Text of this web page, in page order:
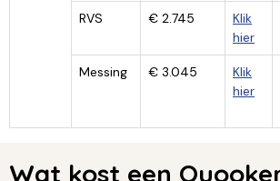
RVS € 2.745
Klik
hier
Messing € 3.045
Klik
hier
Wat kost een